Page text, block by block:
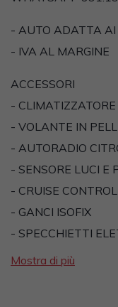
- AUTO ADATTA
- IVA AL MARGINE
ACCESSORI
-
- VOLANTE IN
- AUTORADIO
- SENSORE LUCI E
- CRUISE
- GANCI ISOFIX
- SPECCHIETTI
Mostra di più